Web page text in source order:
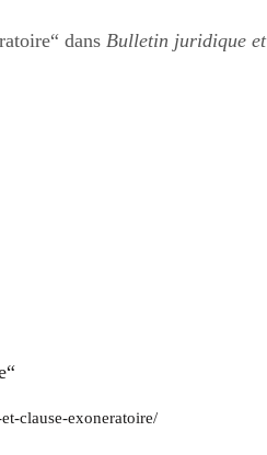
dans Bulletin juridique et
clause-exoneratoire/